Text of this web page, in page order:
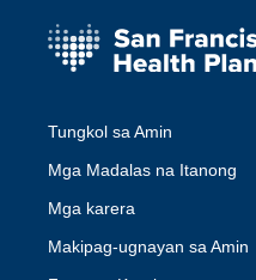
Tungkol sa Amin
Mga Madalas na Itanong
Mga karera
Makipag-ugnayan sa Amin